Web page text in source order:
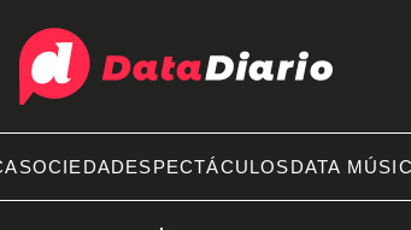
SOCIEDADESPECTÁCULOSDATA